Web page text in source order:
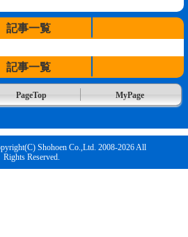
記事一覧
記事一覧
PageTop MyPage
Shohoen Co.,Ltd. 2008-2026 All
Rights Reserved.